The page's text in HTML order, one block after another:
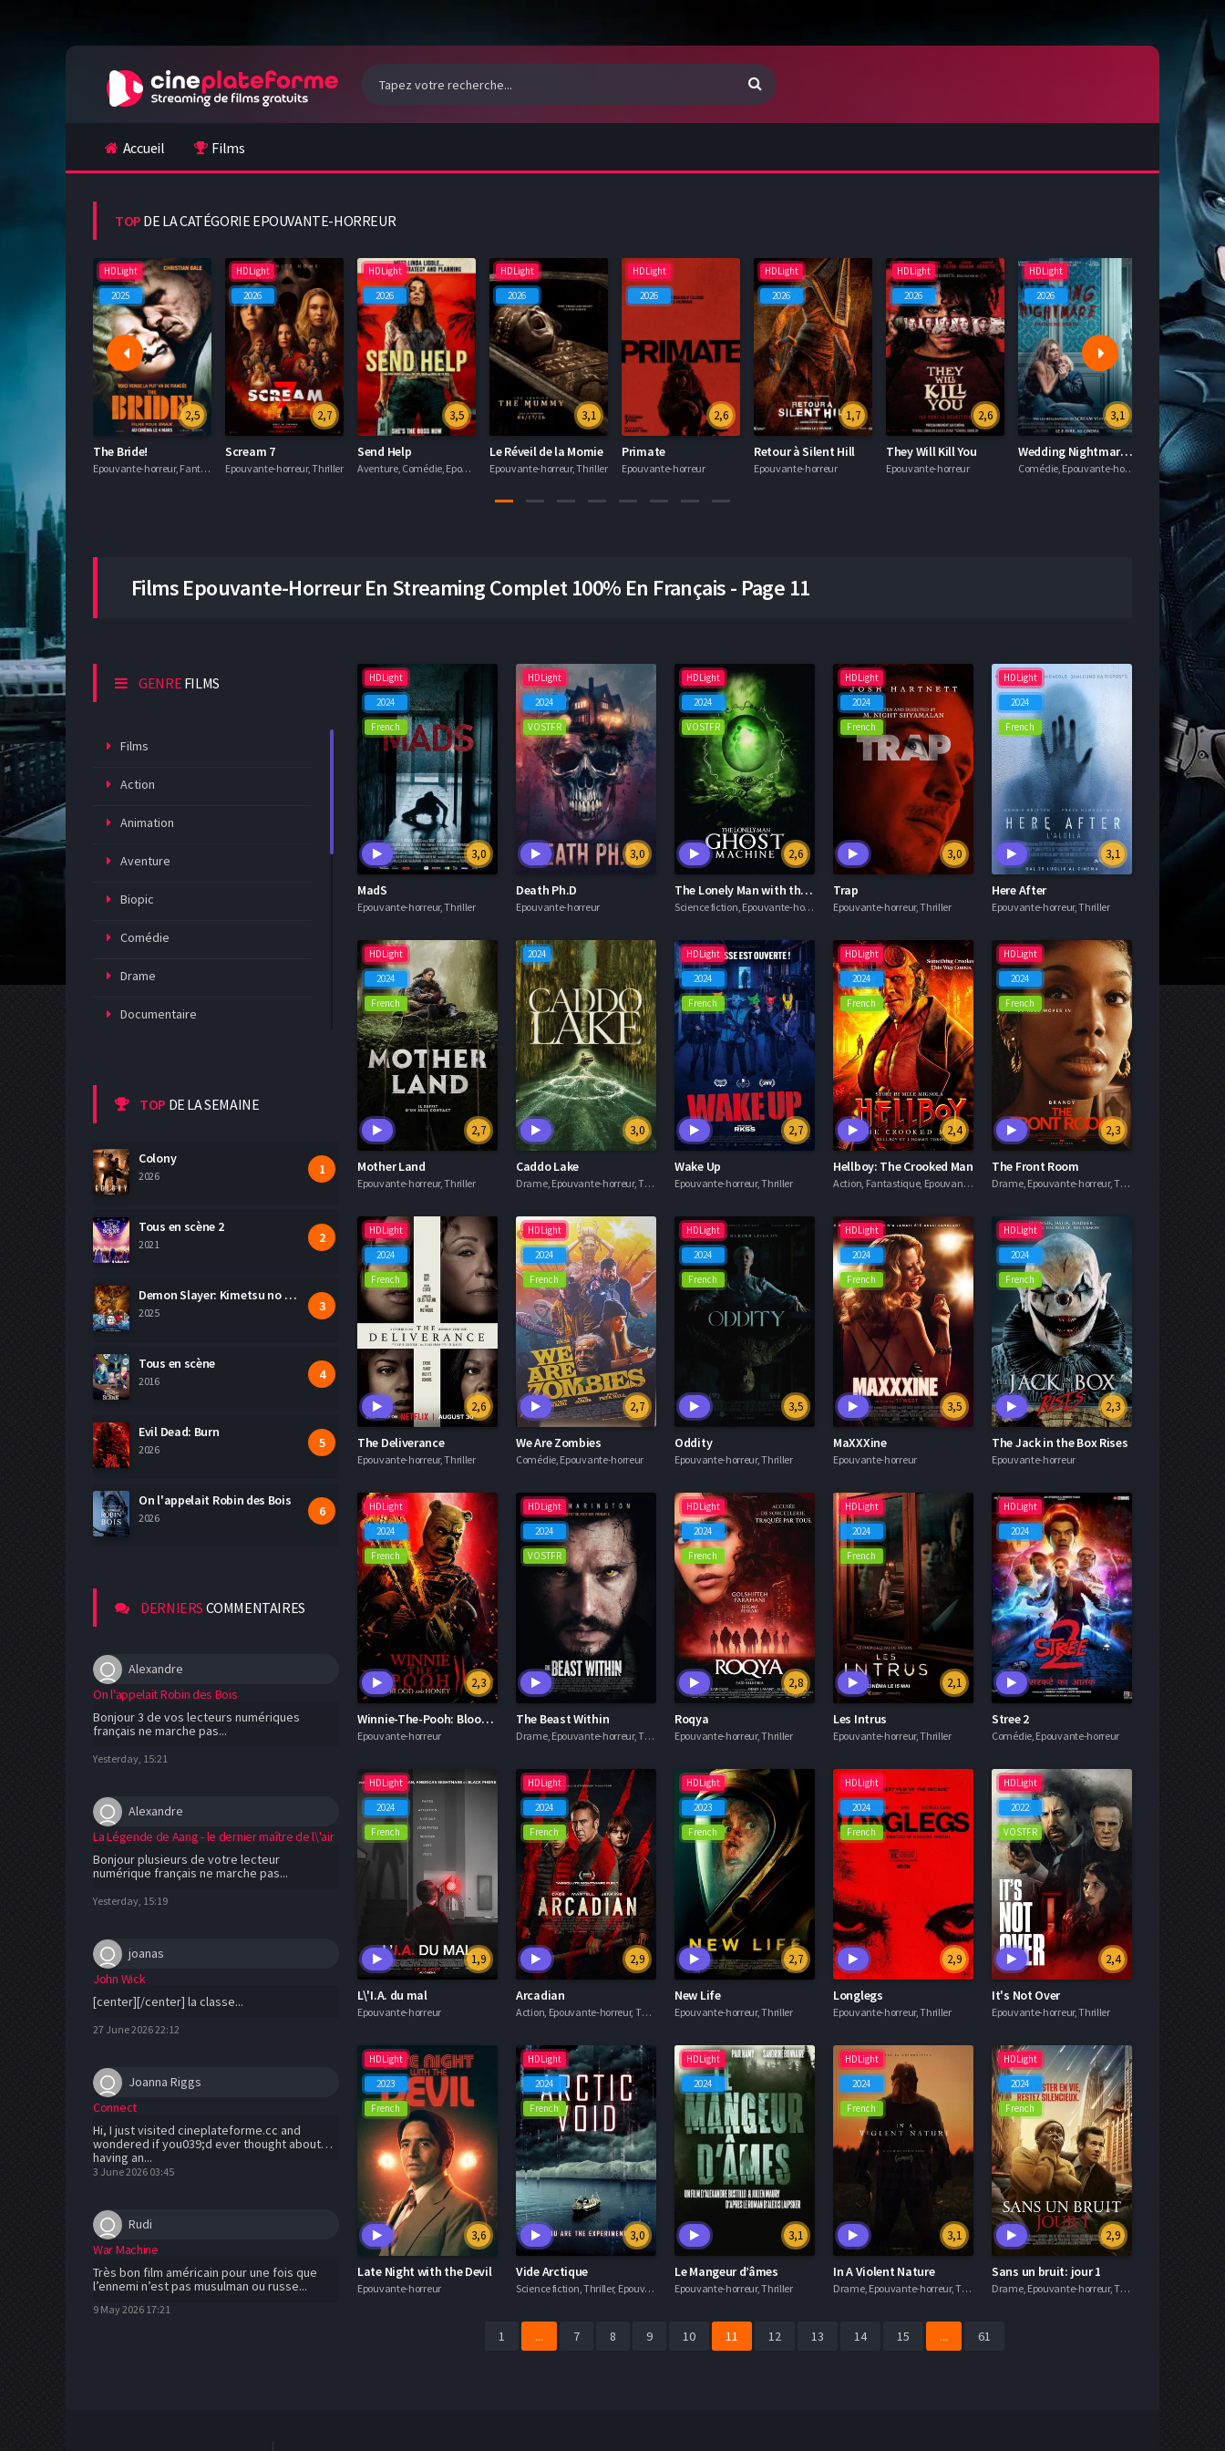
Accueil Films
TOP DE LA CATÉGORIE EPOUVANTE-HORREUR
HDLight
2025
2,5
The Bride!
Epouvante-horreur, Fantastique, Romance
HDLight
2026
2,7
Scream 7
Epouvante-horreur, Thriller
HDLight
2026
3,5
Send Help
Aventure, Comédie, Epouvante-horreur, Thriller
HDLight
2026
3,1
Le Réveil de la Momie
Epouvante-horreur, Thriller
HDLight
2026
2,6
Primate
Epouvante-horreur
HDLight
2026
1,7
Retour à Silent Hill
Epouvante-horreur
HDLight
2026
2,6
They Will Kill You
Epouvante-horreur
HDLight
2026
3,1
Wedding Nightmare : deuxième partie
Comédie, Epouvante-horreur
2026
Epouvante-
FilmsEpouvante-HorreurEn Streaming Complet 100% En Français - Page 11
GENRE FILMS
Films
Action
Animation
Aventure
Biopic
Comédie
Drame
Documentaire
Fantastique
Historique
Policier
Romance
Science fiction
Thriller
Western
TOP DE LA SEMAINE
Colony
2026
Tous en scène 2
2021
Demon Slayer: Kimetsu no Yaiba La Forteresse Infinie Film 1
2025
Tous en scène
2016
Evil Dead: Burn
2026
On l'appelait Robin des Bois
2026
DERNIERS COMMENTAIRES
Alexandre
On l'appelait Robin des Bois
Bonjour 3 de vos lecteurs numériques
français ne marche pas...
Yesterday, 15:21
Alexandre
La Légende de Aang - le dernier maître de l\'air
Bonjour plusieurs de votre lecteur
numérique français ne marche pas...
Yesterday, 15:19
joanas
John Wick
[center][/center] la classe...
27 June 2026 22:12
Joanna Riggs
Connect
Hi, I just visited cineplateforme.cc and
wondered if you039;d ever thought about
having an...
3 June 2026 03:45
Rudi
War Machine
Très bon film américain pour une fois que
l’ennemi n’est pas musulman ou russe...
9 May 2026 17:21
HDLight
2024
French
3,0
MadS
Epouvante-horreur, Thriller
HDLight
2024
VOSTFR
3,0
Death Ph.D
Epouvante-horreur
HDLight
2024
VOSTFR
2,6
The Lonely Man with the Ghost Machine
Science fiction, Epouvante-horreur, Drame
HDLight
2024
French
3,0
Trap
Epouvante-horreur, Thriller
HDLight
2024
French
3,1
Here After
Epouvante-horreur, Thriller
HDLight
2024
French
2,7
Mother Land
Epouvante-horreur, Thriller
2024
3,0
Caddo Lake
Drame, Epouvante-horreur, Thriller
HDLight
2024
French
2,7
Wake Up
Epouvante-horreur, Thriller
HDLight
2024
French
2,4
Hellboy: The Crooked Man
Action, Fantastique, Epouvante-horreur
HDLight
2024
French
2,3
The Front Room
Drame, Epouvante-horreur, Thriller
HDLight
2024
French
2,6
The Deliverance
Epouvante-horreur, Thriller
HDLight
2024
French
2,7
We Are Zombies
Comédie, Epouvante-horreur
HDLight
2024
French
3,5
Oddity
Epouvante-horreur, Thriller
HDLight
2024
French
3,5
MaXXXine
Epouvante-horreur
HDLight
2024
French
2,3
The Jack in the Box Rises
Epouvante-horreur
HDLight
2024
French
2,3
Winnie-The-Pooh: Blood And Honey 2
Epouvante-horreur
HDLight
2024
VOSTFR
The Beast Within
Drame, Epouvante-horreur, Thriller
HDLight
2024
French
2,8
Roqya
Epouvante-horreur, Thriller
HDLight
2024
French
2,1
Les Intrus
Epouvante-horreur, Thriller
HDLight
2024
Stree 2
Comédie, Epouvante-horreur
HDLight
2024
French
1,9
L\'I.A. du mal
Epouvante-horreur
HDLight
2024
French
2,9
Arcadian
Action, Epouvante-horreur, Thriller
HDLight
2023
French
2,7
New Life
Epouvante-horreur, Thriller
HDLight
2024
French
2,9
Longlegs
Epouvante-horreur, Thriller
HDLight
2022
VOSTFR
2,4
It's Not Over
Epouvante-horreur, Thriller
HDLight
2023
French
3,6
Late Night with the Devil
Epouvante-horreur
HDLight
2024
French
3,0
Vide Arctique
Science fiction, Thriller, Epouvante-horreur, Drame
HDLight
2024
3,1
Le Mangeur d’âmes
Epouvante-horreur, Thriller
HDLight
2024
French
3,1
In A Violent Nature
Drame, Epouvante-horreur, Thriller
HDLight
2024
French
2,9
Sans un bruit: jour 1
Drame, Epouvante-horreur, Thriller
1 ... 7 8 9 10 11 12 13 14 15 ... 61